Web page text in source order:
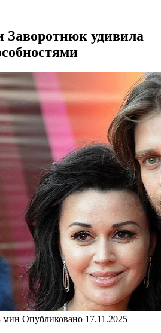
Заворотнюк удивила
мин Опубликовано 17.11.2025